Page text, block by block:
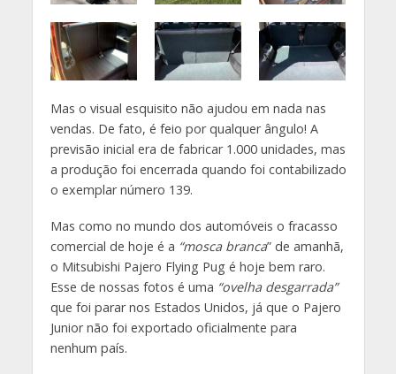
Mas o visual esquisito não ajudou em nada nas
vendas. De fato, é feio por qualquer ângulo! A
previsão inicial era de fabricar 1.000 unidades, mas
a produção foi encerrada quando foi contabilizado
o exemplar número 139.
Mas como no mundo dos automóveis o fracasso
comercial de hoje é a “mosca branca” de amanhã,
o Mitsubishi Pajero Flying Pug é hoje bem raro.
Esse de nossas fotos é uma “ovelha desgarrada”
que foi parar nos Estados Unidos, já que o Pajero
Junior não foi exportado oficialmente para
nenhum país.